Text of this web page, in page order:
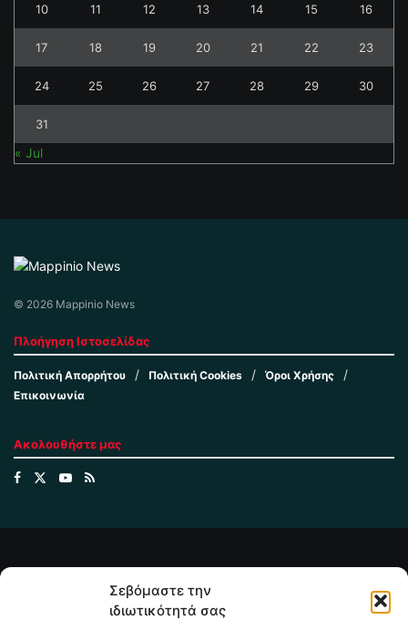
Σεβόμαστε την
ιδιωτικότητά σας
10 11 12 13 14 15 16
17 18 19 20 21 22 23
24 25 26 27 28 29 30
31
« Jul
© 2026 Mappinio News
Πλοήγηση Ιστοσελίδας
Πολιτική Απορρήτου Πολιτική Cookies
Όροι Χρήσης
Επικοινωνία
Ακολουθήστε μας